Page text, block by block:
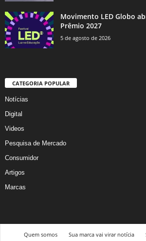
Movimento LED Globo
Prêmio 2027
5 de agosto de 2026
CATEGORIA POPULAR
Notícias
Digital
Videos
Pesquisa de Mercado
Consumidor
Artigos
Marcas
Quem somos Sua marca vai virar notícia